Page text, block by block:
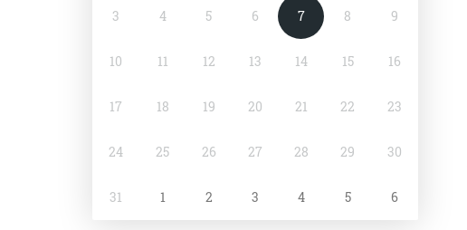
3 4 5 6 7 8 9
10 11 12 13 14 15 16
17 18 19 20 21 22 23
24 25 26 27 28 29 30
31 1 2 3 4 5 6